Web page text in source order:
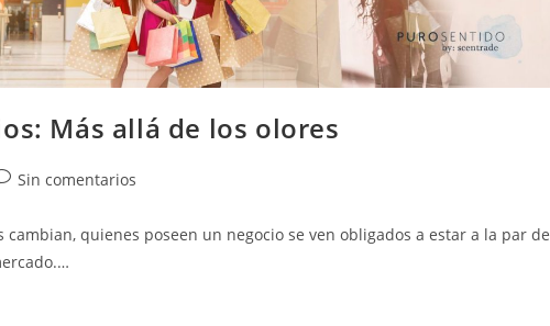
Más allá de los olores
Sin comentarios
quienes poseen un negocio se ven obligados a estar a la par de